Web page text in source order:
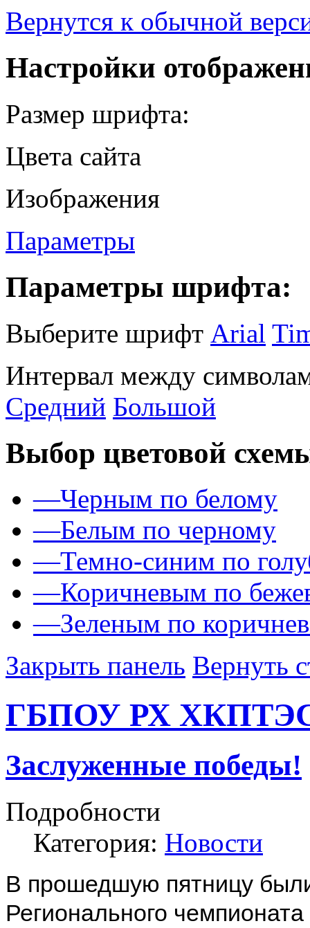
Вернутся к обычной
Настройки
Размер шрифта:
Цвета сайта
Изображения
Параметры
Параметры шрифта:
Выберите шрифт Arial
Интервал между
Средний Большой
Выбор цветовой
—Черным по белому
—Белым по черному
—Темно-синим по
—Коричневым по
—Зеленым по
Закрыть панель Вернуть
ГБПОУ РХ
Заслуженные победы!
Подробности
Категория: Новости
В прошедшую пятницу
Регионального